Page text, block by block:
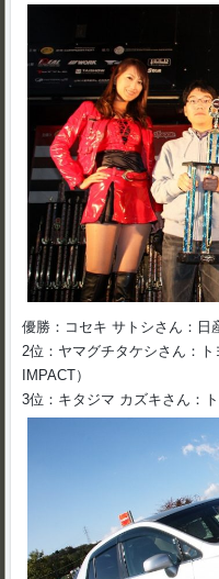
優勝：コセキ サトシさん：日
2位：ヤマグチタケシさん：
IMPACT）
3位：キタジマ カズキさん：